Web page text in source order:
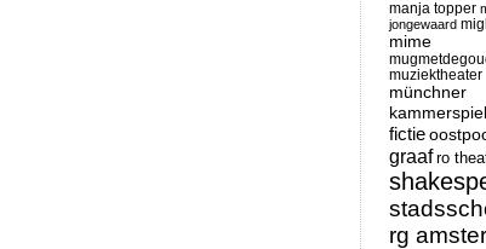
manja topper
jongewaard
mime
muziektheater
münchner
fictie
graaf ro
rg